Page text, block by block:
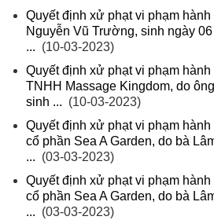
Quyết định xử phạt vi phạm
Nguyễn Vũ Trường, sinh ngày
... (10-03-2023)
Quyết định xử phạt vi phạm
TNHH Massage Kingdom, do
sinh ... (10-03-2023)
Quyết định xử phạt vi phạm
cổ phần Sea A Garden, do bà
... (03-03-2023)
Quyết định xử phạt vi phạm
cổ phần Sea A Garden, do bà
... (03-03-2023)